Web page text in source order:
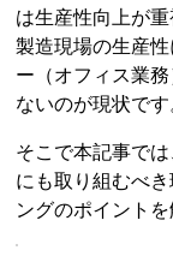
は生産性向上が
製造現場の生産
ー（オフィス業
ないのが現状です
そこで本記事で
にも取り組むべ
ングのポイントを